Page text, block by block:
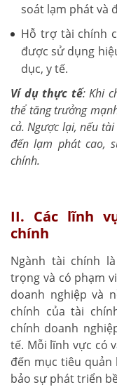
soát lạm phát và
Hỗ trợ tài chính
được sử dụng
dục, y tế.
Ví dụ thực tế: Khi
thể tăng trưởng
cả. Ngược lại, nếu
đến lạm phát cao,
chính.
II. Các lĩnh
chính
Ngành tài chính
trọng và có phạm
doanh nghiệp và
chính của tài
chính doanh
tế. Mỗi lĩnh vực có
đến mục tiêu quản
bảo sự phát triển